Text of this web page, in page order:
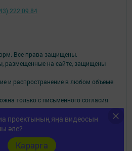
проектының яңа видеосын
әле?
Карарга
Все права защищены.
размещенные на сайте, защищены
и распространение в любом объеме
только с письменного согласия
агентства по печати и массовым
информ
службой по надзору в сфере
222 09 84